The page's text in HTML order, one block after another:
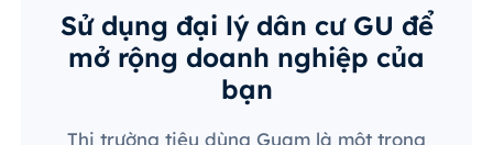
Sử dụng đại lý dân cư GU để
mở rộng doanh nghiệp của
bạn
Thị trường tiêu dùng Guam là một trong